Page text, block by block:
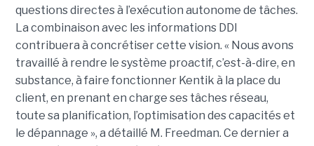
questions directes à l’exécution autonome de tâches.
La combinaison avec les informations DDI
contribuera à concrétiser cette vision. « Nous avons
travaillé à rendre le système proactif, c’est-à-dire, en
substance, à faire fonctionner Kentik à la place du
client, en prenant en charge ses tâches réseau,
toute sa planification, l’optimisation des capacités et
le dépannage », a détaillé M. Freedman. Ce dernier a